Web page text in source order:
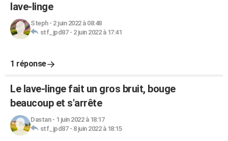
lave-linge
Steph- 2 juin 2022 à 08:48
stf_jpd87- 2 juin 2022 à 17:41
1 réponse
Le lave-linge fait un gros bruit, bouge
beaucoup et s'arrête
Dastan- 1 juin 2022 à 18:17
stf_jpd87- 8 juin 2022 à 18:15